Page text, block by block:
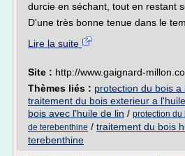
durcie en séchant, tout en restant
D'une très bonne tenue dans le
Lire la suite
Site : http://www.gaignard-
Thèmes liés : protection du bois a
traitement du bois exterieur a
bois avec l'huile de lin / protection du
de terebenthine / traitement du bois
terebenthine